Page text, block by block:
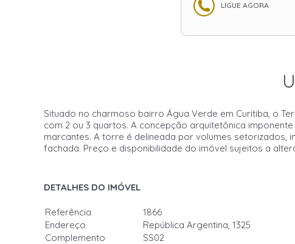
LIGUE AGORA
Situado no charmoso bairro Água Verde em Curitiba, o
com 2 ou 3 quartos. A concepção arquitetônica
marcantes. A torre é delineada por volumes
fachada. Preço e disponibilidade do imóvel sujeitos a
DETALHES DO IMÓVEL
Referência
1866
Endereço
República Argentina, 1325
Complemento
SS02